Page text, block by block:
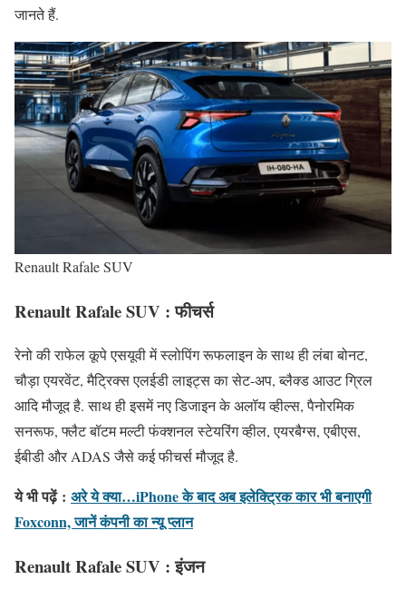
जानते हैं.
Renault Rafale SUV
Renault Rafale SUV : फीचर्स
रेनो की राफेल कूपे एसयूवी में स्लोपिंग रूफलाइन के साथ ही लंबा बोनट,
चौड़ा एयरवेंट, मैट्रिक्स एलईडी लाइट्स का सेट-अप, ब्लैक्ड आउट ग्रिल
आदि मौजूद है. साथ ही इसमें नए डिजाइन के अलॉय व्हील्स, पैनोरमिक
सनरूफ, फ्लैट बॉटम मल्टी फंक्शनल स्टेयरिंग व्हील, एयरबैग्स, एबीएस,
ईबीडी और ADAS जैसे कई फीचर्स मौजूद है.
ये भी पढ़ें : अरे ये क्या…iPhone के बाद अब इलेक्ट्रिक कार भी बनाएगी
Foxconn, जानें कंपनी का न्यू प्लान
Renault Rafale SUV : इंजन